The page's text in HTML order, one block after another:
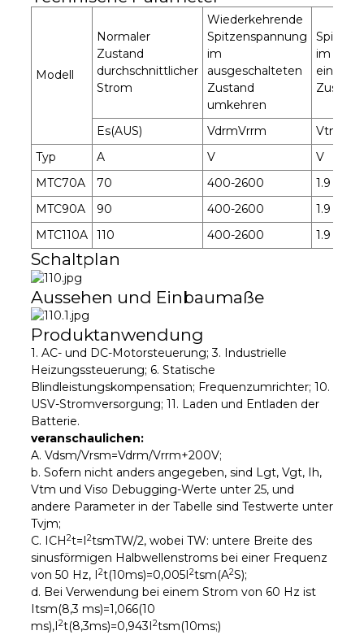
Modell
Normaler
Zustand
durchschnittlicher
Strom
Wiederkehrende
Spitzenspannung
im
ausgeschalteten
Zustand
umkehren
im
Zustand
Es(AUS) VdrmVrrm
Vtm
Typ
A V
V
MTC70A
70 400-2600
1.9
MTC90A
90 400-2600
1.9
MTC110A
110 400-2600 1.9
Schaltplan
Aussehen und Einbaumaße
Produktanwendung
1. AC- und DC-Motorsteuerung; 3. Industrielle
Heizungssteuerung; 6. Statische
Blindleistungskompensation; Frequenzumrichter; 10.
USV-Stromversorgung; 11. Laden und Entladen der
Batterie.
veranschaulichen:
A. Vdsm/Vrsm=Vdrm/Vrrm+200V;
b. Sofern nicht anders angegeben, sind Lgt, Vgt, Ih,
Vtm und Viso Debugging-Werte unter 25, und
andere Parameter in der Tabelle sind Testwerte unter
Tvjm;
C. ICH 2t=I 2tsmTW/2, wobei TW: untere Breite des
sinusförmigen Halbwellenstroms bei einer Frequenz
von 50 Hz, I
2t(10ms)=0,005I 2tsm(A2S);
d. Bei Verwendung bei einem Strom von 60 Hz ist
Itsm(8,3 ms)=1,066(10
ms),I 2t(8,3ms)=0,943I 2tsm(10ms;)